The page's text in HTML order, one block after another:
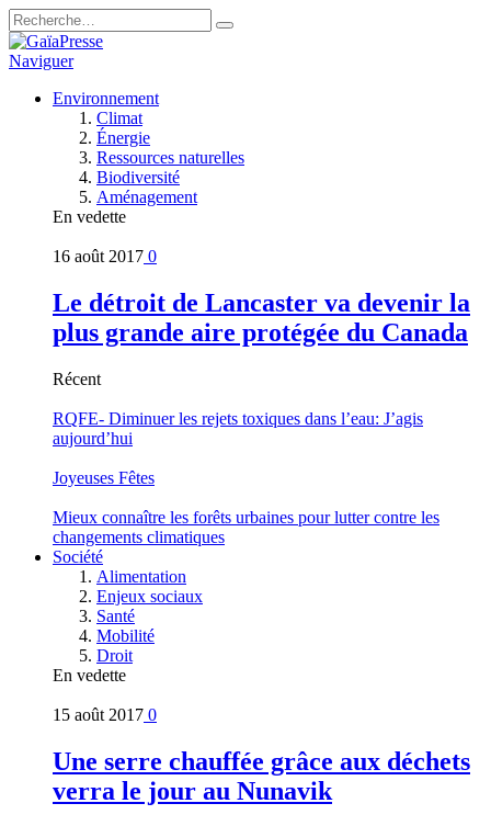
Naviguer
Environnement
Climat
Énergie
Ressources naturelles
Biodiversité
Aménagement
En vedette
16 août 2017 0
Le détroit de Lancaster va devenir la
plus grande aire protégée du Canada
Récent
RQFE- Diminuer les rejets toxiques dans l’eau: J’agis
aujourd’hui
Joyeuses Fêtes
Mieux connaître les forêts urbaines pour lutter contre les
changements climatiques
Société
Alimentation
Enjeux sociaux
Santé
Mobilité
Droit
En vedette
15 août 2017 0
Une serre chauffée grâce aux déchets
verra le jour au Nunavik